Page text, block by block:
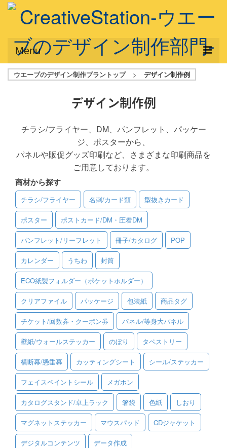
Menu
サービス概要
デザインプラン
フルデザイン
データ修正
写真からイラスト作成
デザイン制作例
ご利用料金
ご利用ガイド
ご利用の流れ
ご注文方法について
キャンセルについて
FAQ（よくあるご質問）
資料をダウンロード
ご利用規約
お見積り・お問合せ
ウエーブのデザイン制作プラントップ > デザイン制作例
デザイン制作例
チラシ/フライヤー、DM、パンフレット、パッケー
ジ、ポスターから、
パネルや販促グッズ印刷など、さまざまな印刷商品を
ご用意しております。
商材から探す
チラシ/フライヤー 名刺/カード類 型抜きカード
ポスター ポストカード/DM・圧着DM
パンフレット/リーフレット 冊子/カタログ POP
カレンダー うちわ 封筒
ECO紙製フォルダー（ポケットホルダー）
クリアファイル パッケージ 包装紙 商品タグ
チケット/回数券・クーポン券 パネル/等身大パネル
壁紙/ウォールステッカー のぼり タペストリー
横断幕/懸垂幕 カッティングシート シール/ステッカー
フェイスペイントシール メガホン
カタログスタンド/卓上ラック 箸袋 色紙 しおり
マグネットステッカー マウスパッド CDジャケット
デジタルコンテンツ データ作成